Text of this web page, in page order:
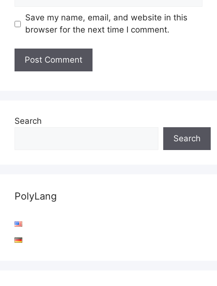
Save my name, email, and website in this
browser for the next time I comment.
Search
Search
PolyLang